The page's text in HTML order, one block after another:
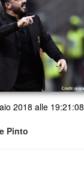
2018 alle 19:21:08
Pinto